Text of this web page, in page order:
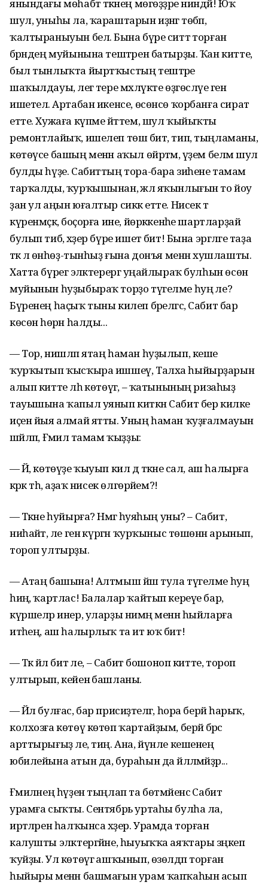
янындағы мөһабәт тәкәнең мөгөҙҙәре ниндәй! Юҡ
шул, уныһы ла, ҡараштарын иҙәнгә төбәп,
ҡалтыраныуын белә. Бына бүре ситтә торған
бәрәндең муйынына тештәрен батырҙы. Ҡан китте,
был тынлыҡта йыртҡыстың тештәре
шаҡылдауы, әлегә тере мәхлүкте өҙгөсләүе генә
ишетелә. Артабан икенсе, өсөнсө ҡорбанға сират
етте. Хужаға күпме әйттем, шул ҡыйыҡты
ремонтлайыҡ, ишелеп төшә бит, тип, тыңламаны,
көтөүсе башың менән аҡыл өйрәтмә, үҙем беләм шул
булды һүҙе. Сабиттың тора-бара зиһене тамам
тарҡалды, ҡурҡышынан, әжәл яҡынлығын то йоу
ҙан ул аңын юғалтыр сиккә етте. Нисек тә
күренмәҫкә, боҫорға ине, йөрәккенәһе шартларҙай
булып тибә, хәҙер бүре ишетә бит! Бына эргәләге таҙа
тәкә лә өнһөҙ-тынһыҙ ғына донъя менән хушлашты.
Хатта бүрегә эләктерергә уңайлыраҡ булһын өсөн
муйынын һуҙыбыраҡ торҙо түгелме һуң әле?
Бүренең һаҫыҡ тыны килеп бәрелгәс, Сабит бар
көсөнә һөрән һалды...
— Тор, нишләп ятаң һаман һуҙылып, кеше
ҡурҡытып ҡысҡыра ишшеү, Талха һыйырҙарын
алып китте ләһә көтөүгә, – ҡатынының ризаһыҙ
тауышына ҡапыл уянып киткән Сабит бер килке
иҫен йыя алмай ятты. Уның һаман ҡуҙғалмауын
шәйләп, Ғәмилә тамам ҡыҙҙы:
— Йә, көтөүҙе ҡыуып кил дә тәкәне сал, аш һалырға
кәрәк тәһә, аҙаҡ нисек өлгөрәйем?!
— Тәкәне һуйырға? Нәмәгә һуяһың уны? – Сабит,
ниһайәт, әле генә күргән ҡурҡыныс төшөнән арынып,
тороп ултырҙы.
— Атаң башына! Алтмыш йәш тула түгелме һуң
һиңә, ҡартлас! Балалар ҡайтып кереүе бар,
күршеләр инер, уларҙы нимәң менән һыйларға
итәһең, аш һалырлыҡ та ит юҡ бит!
— Тәкә йәл бит әле, – Сабит бошоноп китте, тороп
ултырып, кейенә башланы.
— Йәл булғас, бар присиҙәтелгә, һора берәй һарыҡ,
колхозға көтөү көтөп ҡартайҙым, берәй бәрәс
арттырығыҙ әле, тиң. Ана, йүнле кешенең
юбилейына атын да, бураһын да йәлләмәйҙәр...
Ғәмиләнең һүҙен тыңлап та бөтмәйенсә Сабит
урамға сыҡты. Сентябрь уртаһы булһа ла,
иртәләрен һалҡынса хәҙер. Урамда торған
калушты эләктергәйне, һыуыҡҡа аяҡтары зәңкеп
ҡуйҙы. Ул көтөүгә ашҡынып, өзөлдәп торған
һыйыры менән башмағын урам ҡапҡаһын асып